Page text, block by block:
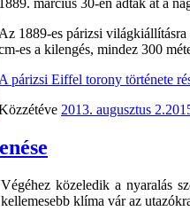
1889. március 30-én adták át a
Az 1889-es párizsi világkiállításra
es a kilengés, mindez 300
A párizsi Eiffel torony története
2013. augusztus 2.
Végéhez közeledik a nyaralás
kellemesebb klíma vár az